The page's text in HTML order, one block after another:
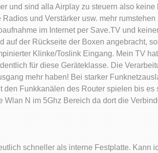
und sind alla Airplay zu steuern also keine
und Verstärker usw. mehr
im Internet per Save.TV und
auf der Rückseite der Boxen angebracht,
Klinke/Toslink Eingang. Mein TV
für diese Geräteklasse. Die
mehr haben! Bei starker
Funkkanälen des Router spielen bis es
N im 5Ghz Bereich da dort die
schneller als interne Festplatte. Kann